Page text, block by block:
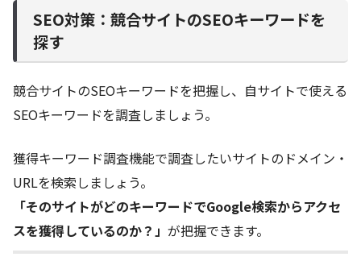
SEO対策：競合サイトのSEOキーワードを
探す
競合サイトのSEOキーワードを把握し、自サイトで使える
SEOキーワードを調査しましょう。
獲得キーワード調査機能で調査したいサイトのドメイン・
URLを検索しましょう。
「そのサイトがどのキーワードでGoogle検索からアクセ
スを獲得しているのか？」 が把握できます。